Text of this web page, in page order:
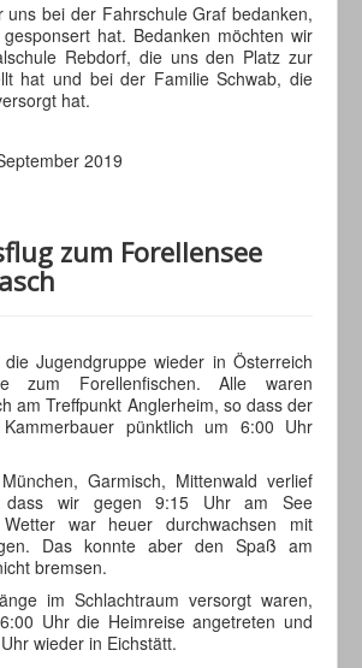
uns bei der Fahrschule Graf bedanken,
hat. Bedanken möchten wir
Rebdorf, die uns den Platz zur
hat und bei der Familie Schwab, die
hat.
2019
zum Forellensee
Jugendgruppe wieder in Österreich
zum Forellenfischen. Alle waren
am Treffpunkt Anglerheim, so dass der
pünktlich um 6:00 Uhr
Garmisch, Mittenwald verlief
dass wir gegen 9:15 Uhr am See
war heuer durchwachsen mit
Das konnte aber den Spaß am
bremsen.
im Schlachtraum versorgt waren,
Uhr die Heimreise angetreten und
wieder in Eichstätt.